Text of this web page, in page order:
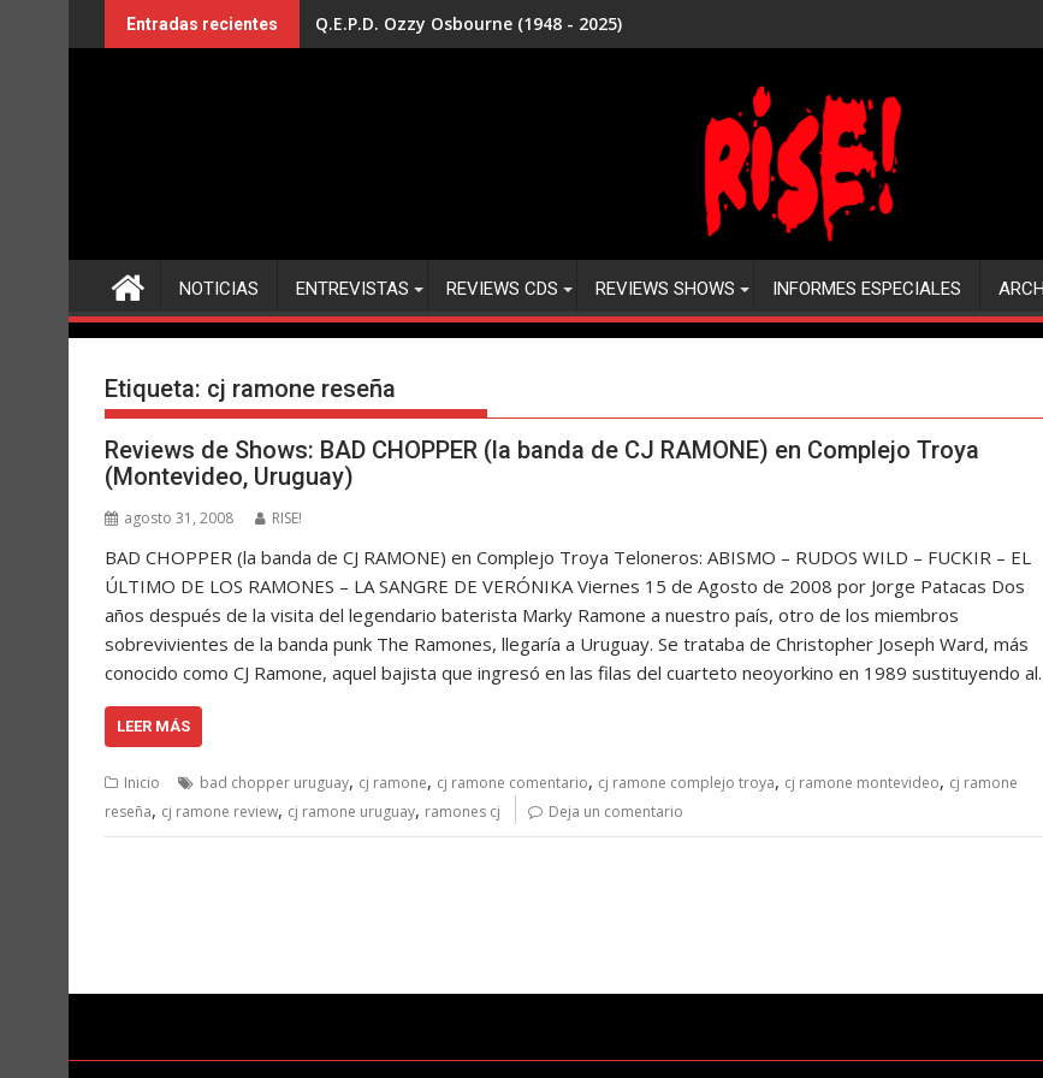
al
Entradas recientes Q.E.P.D. Ozzy Osbourne (1948 - 2025)
NOTICIAS ENTREVISTAS REVIEWS CDS REVIEWS SHOWS INFORMES ESPECIALES
Etiqueta: cj ramone reseña
Reviews de Shows: BAD CHOPPER (la banda de CJ RAMONE) en Complejo Troya
(Montevideo, Uruguay)
agosto 31, 2008 RISE!
BAD CHOPPER (la banda de CJ RAMONE) en Complejo Troya Teloneros: ABISMO – RUDOS WILD – FUCKIR – EL
ÚLTIMO DE LOS RAMONES – LA SANGRE DE VERÓNIKA Viernes 15 de Agosto de 2008 por Jorge Patacas Dos
años después de la visita del legendario baterista Marky Ramone a nuestro país, otro de los miembros
sobrevivientes de la banda punk The Ramones, llegaría a Uruguay. Se trataba de Christopher Joseph Ward, más
conocido como CJ Ramone, aquel bajista que ingresó en las filas del cuarteto neoyorkino en 1989 sustituyendo
LEER MÁS
Inicio bad chopper uruguay, cj ramone, cj ramone comentario, cj ramone complejo troya, cj ramone montevideo, cj ramone
reseña, cj ramone review, cj ramone uruguay, ramones cj Deja un comentario